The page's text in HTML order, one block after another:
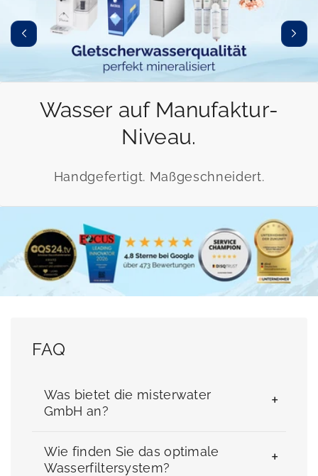
Wasser auf Manufaktur-
Niveau.
Handgefertigt. Maßgeschneidert.
FAQ
Was bietet die misterwater
GmbH an?
Wir sind spezialisiert auf hochwertiges,
Wie finden Sie das optimale
Wasserfiltersystem?